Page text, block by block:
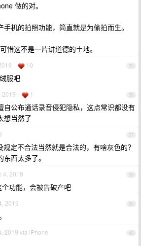
做的对。
机的拍照功能，简直就是为偷拍而生。
惜这不是一片讲道德的土地。
35
10
服吧
36
2019 1
自公布通话录音侵犯隐私，这点常识都没有
想当然了
37
规定不合法当然就是合法的，有啥灰色的？
西太多了。
38
4, 2019
功能，会被告破产吧
39
2019
40
2019 via iPhone